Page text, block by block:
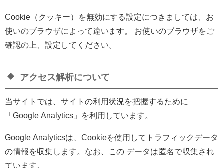
Cookie（クッキー）を無効にする設定につきましては、お
使いのブラウザによって違います。 お使いのブラウザをご
確認の上、設定してください。
アクセス解析について
当サイトでは、サイトの利用状況を把握するために
「Google Analytics」を利用しています。
Google Analyticsは、Cookieを使用してトラフィックデータ
の情報を収集します。なお、この データは匿名で収集され
ています。